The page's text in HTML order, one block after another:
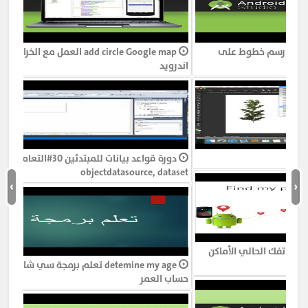
7- 14- BootStrap| Validation states التحقق من صحة
BootStrap-Arabic14- BootStrap| Validation states التحقق من صحة مجموعة من
الأدوات مفتوحة المصدر لإنشاء مواقع الويب وتطبيقات الانترنت
602
BootStrap-Arabic2–BooStrap| install BootStrap تنصيب بيئة العمل مجموعة من
الأدوات مفتوحة المصدر لإنشاء مواقع الويب وتطبيقات الانترنت
651
BootStrap-Arabic
الأدوات مفتوحة المصدر لإنشاء مواقع الويب وتطبيقات الانترنت
559
BootStrap-Arabic3-BooStrap| container الحاوية في مجموعة من الأدوات مفتوحة
المصدر لإنشاء مواقع الويب وتطبيقات الانترنت
11- 16- BootStrap| Tabs التبويبات
BootStrap-Arabic16- BootStrap| Tabs التبويبات مجموعة من الأدوات مفتوحة
المصدر لإنشاء مواقع الويب وتطبيقات الانترنت
12- 4- BootStrap| Rows الصفوف
BootStrap-Arabic4- BootStrap| Rows الصفوف مجموعة من الأدوات مفتوحة المصدر
لإنشاء مواقع الويب وتطبيقات الانترنت
google map draw polyline , polygon رسم خطوط على
find my phone تطبيق معرفة مكان هاتفك الحالي الأماكن
‹
›